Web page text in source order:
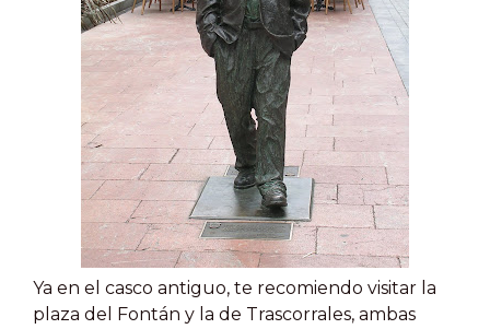
Ya en el casco antiguo, te recomiendo visitar la
plaza del Fontán y la de Trascorrales, ambas